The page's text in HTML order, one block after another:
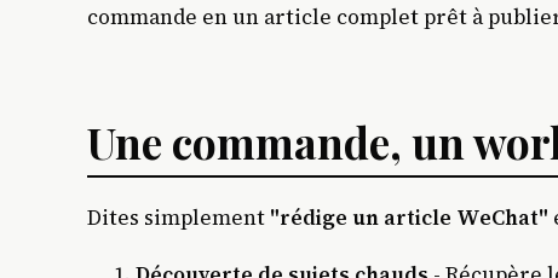
commande en un article complet prêt à
Une commande, un
Dites simplement "rédige un article WeChat"